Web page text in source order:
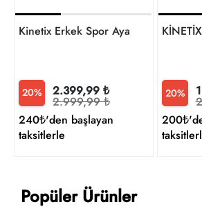
Kinetix Erkek Spor Ayakkabı
20% 2.399,99 ₺
2.999,99 ₺
240₺'den başlayan
taksitlerle
20%
Popüler Ürünler